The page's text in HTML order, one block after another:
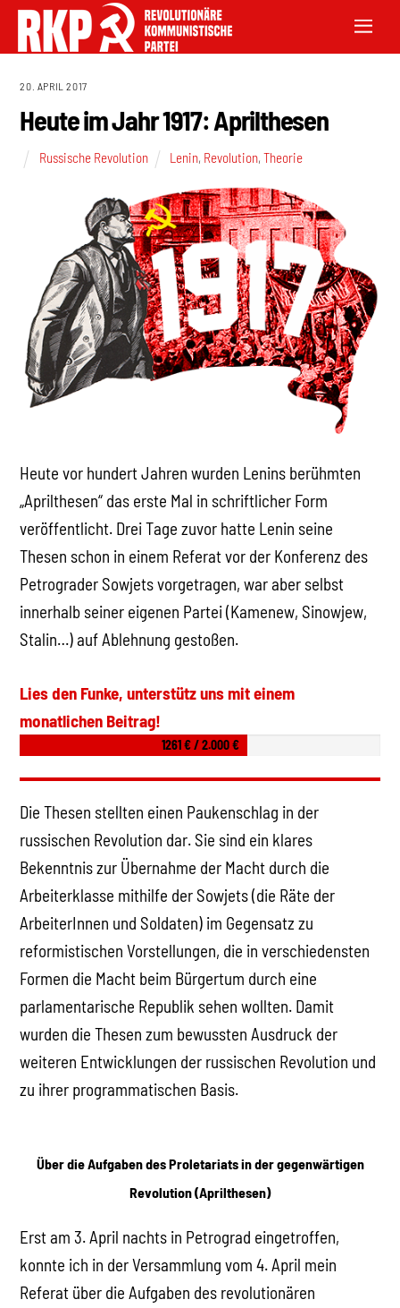
20. APRIL 2017
Heute im Jahr 1917: Aprilthesen
Russische Revolution Lenin, Revolution,Theorie
Heute vor hundert Jahren wurden Lenins berühmten
„Aprilthesen“ das erste Mal in schriftlicher Form
veröffentlicht. Drei Tage zuvor hatte Lenin seine
Thesen schon in einem Referat vor der Konferenz des
Petrograder Sowjets vorgetragen, war aber selbst
innerhalb seiner eigenen Partei (Kamenew, Sinowjew,
Stalin…) auf Ablehnung gestoßen.
Lies den Funke, unterstütz uns mit einem
monatlichen Beitrag!
1261 € / 2.000 €
Die Thesen stellten einen Paukenschlag in der
russischen Revolution dar. Sie sind ein klares
Bekenntnis zur Übernahme der Macht durch die
Arbeiterklasse mithilfe der Sowjets (die Räte der
ArbeiterInnen und Soldaten) im Gegensatz zu
reformistischen Vorstellungen, die in verschiedensten
Formen die Macht beim Bürgertum durch eine
parlamentarische Republik sehen wollten. Damit
wurden die Thesen zum bewussten Ausdruck der
weiteren Entwicklungen der russischen Revolution und
zu ihrer programmatischen Basis.
Über die Aufgaben des Proletariats in der gegenwärtigen
Revolution (Aprilthesen)
Erst am 3. April nachts in Petrograd eingetroffen,
konnte ich in der Versammlung vom 4. April mein
Referat über die Aufgaben des revolutionären